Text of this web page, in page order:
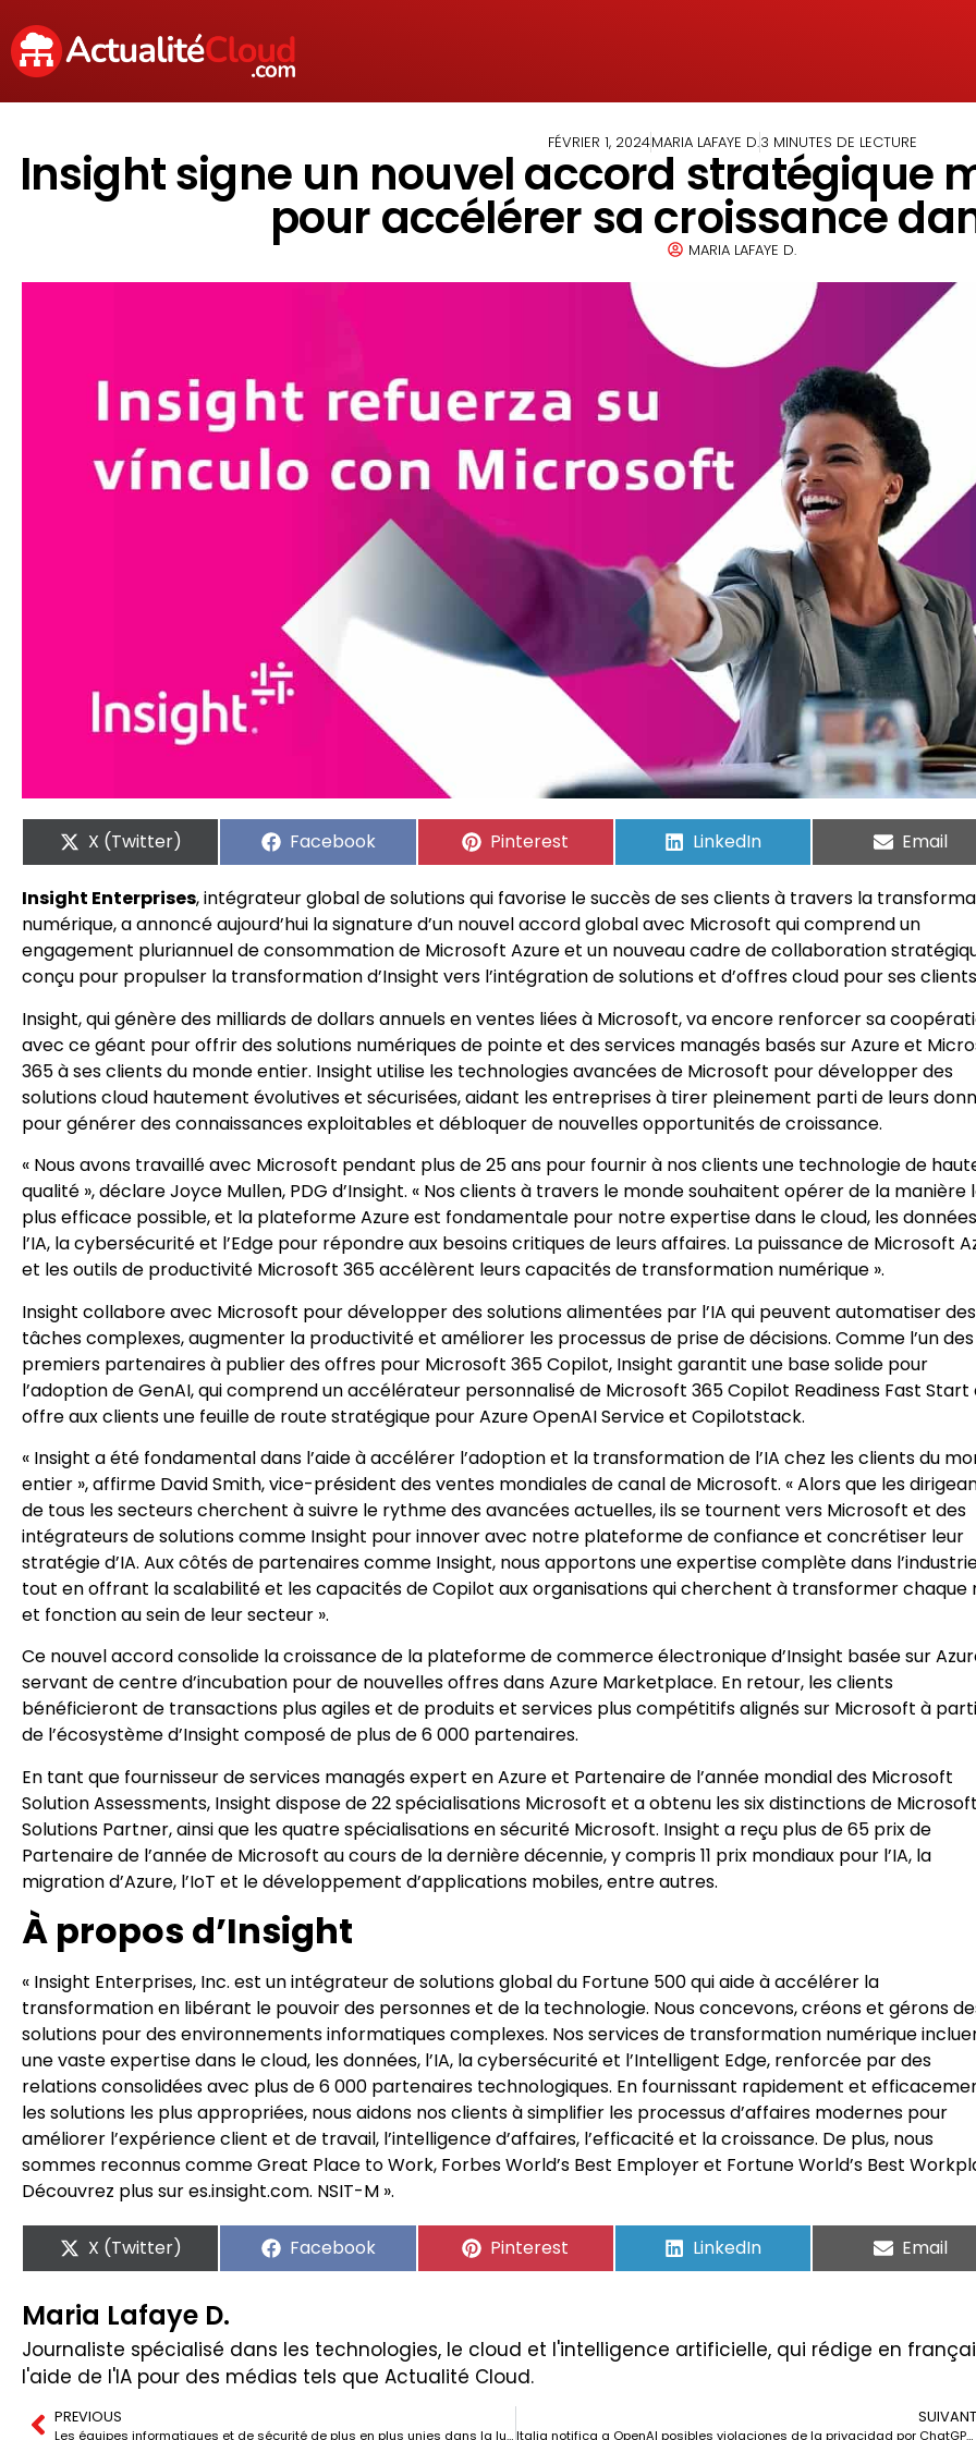
FÉVRIER 1, 2024MARIA LAFAYE D.3 MINUTES DE LECTURE
Insight signe un nouvel accord stratégique
pour accélérer sa croissance
MARIA LAFAYE D.
X (Twitter) Facebook Pinterest LinkedIn Email
Insight Enterprises, intégrateur global de solutions qui favorise le succès de ses clients à travers la
numérique, a annoncé aujourd’hui la signature d’un nouvel accord global avec Microsoft qui comprend un
engagement pluriannuel de consommation de Microsoft Azure et un nouveau cadre de collaboration
conçu pour propulser la transformation d’Insight vers l’intégration de solutions et d’offres cloud pour ses
Insight, qui génère des milliards de dollars annuels en ventes liées à Microsoft, va encore renforcer sa
avec ce géant pour offrir des solutions numériques de pointe et des services managés basés sur Azure et
365 à ses clients du monde entier. Insight utilise les technologies avancées de Microsoft pour développer des
solutions cloud hautement évolutives et sécurisées, aidant les entreprises à tirer pleinement parti de leurs
pour générer des connaissances exploitables et débloquer de nouvelles opportunités de croissance.
« Nous avons travaillé avec Microsoft pendant plus de 25 ans pour fournir à nos clients une technologie de
qualité », déclare Joyce Mullen, PDG d’Insight. « Nos clients à travers le monde souhaitent opérer de la manière
plus efficace possible, et la plateforme Azure est fondamentale pour notre expertise dans le cloud, les
l’IA, la cybersécurité et l’Edge pour répondre aux besoins critiques de leurs affaires. La puissance de Microsoft
et les outils de productivité Microsoft 365 accélèrent leurs capacités de transformation numérique ».
Insight collabore avec Microsoft pour développer des solutions alimentées par l’IA qui peuvent automatiser des
tâches complexes, augmenter la productivité et améliorer les processus de prise de décisions. Comme l’un des
premiers partenaires à publier des offres pour Microsoft 365 Copilot, Insight garantit une base solide pour
l’adoption de GenAI, qui comprend un accélérateur personnalisé de Microsoft 365 Copilot Readiness Fast Start
offre aux clients une feuille de route stratégique pour Azure OpenAI Service et Copilotstack.
« Insight a été fondamental dans l’aide à accélérer l’adoption et la transformation de l’IA chez les clients du
entier », affirme David Smith, vice-président des ventes mondiales de canal de Microsoft. « Alors que les
de tous les secteurs cherchent à suivre le rythme des avancées actuelles, ils se tournent vers Microsoft et des
intégrateurs de solutions comme Insight pour innover avec notre plateforme de confiance et concrétiser leur
stratégie d’IA. Aux côtés de partenaires comme Insight, nous apportons une expertise complète dans
tout en offrant la scalabilité et les capacités de Copilot aux organisations qui cherchent à transformer chaque
et fonction au sein de leur secteur ».
Ce nouvel accord consolide la croissance de la plateforme de commerce électronique d’Insight basée sur
servant de centre d’incubation pour de nouvelles offres dans Azure Marketplace. En retour, les clients
bénéficieront de transactions plus agiles et de produits et services plus compétitifs alignés sur Microsoft à
de l’écosystème d’Insight composé de plus de 6 000 partenaires.
En tant que fournisseur de services managés expert en Azure et Partenaire de l’année mondial des Microsoft
Solution Assessments, Insight dispose de 22 spécialisations Microsoft et a obtenu les six distinctions de
Solutions Partner, ainsi que les quatre spécialisations en sécurité Microsoft. Insight a reçu plus de 65 prix de
Partenaire de l’année de Microsoft au cours de la dernière décennie, y compris 11 prix mondiaux pour l’IA, la
migration d’Azure, l’IoT et le développement d’applications mobiles, entre autres.
À propos d’Insight
« Insight Enterprises, Inc. est un intégrateur de solutions global du Fortune 500 qui aide à accélérer la
transformation en libérant le pouvoir des personnes et de la technologie. Nous concevons, créons et gérons
solutions pour des environnements informatiques complexes. Nos services de transformation numérique
une vaste expertise dans le cloud, les données, l’IA, la cybersécurité et l’Intelligent Edge, renforcée par des
relations consolidées avec plus de 6 000 partenaires technologiques. En fournissant rapidement et
les solutions les plus appropriées, nous aidons nos clients à simplifier les processus d’affaires modernes pour
améliorer l’expérience client et de travail, l’intelligence d’affaires, l’efficacité et la croissance. De plus, nous
sommes reconnus comme Great Place to Work, Forbes World’s Best Employer et Fortune World’s Best
Découvrez plus sur es.insight.com. NSIT-M ».
X (Twitter) Facebook Pinterest LinkedIn Email
Maria Lafaye D.
Journaliste spécialisé dans les technologies, le cloud et l'intelligence artificielle, qui rédige en
l'aide de l'IA pour des médias tels que Actualité Cloud.
PREVIOUS
Les équipes informatiques et de sécurité de plus en plus unies dans la lutte contre les cybermenaces.
SUIVANT
Italia notifica a OpenAI posibles violaciones de la privacidad por ChatGPT. Traducción al francés: L’Italie signale à OpenAI de potentielles violations de la vie privée par ChatGPT.